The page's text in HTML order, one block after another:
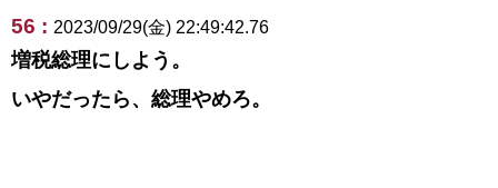
56 : 2023/09/29(金) 22:49:42.76
増税総理にしよう。
いやだったら、総理やめろ。